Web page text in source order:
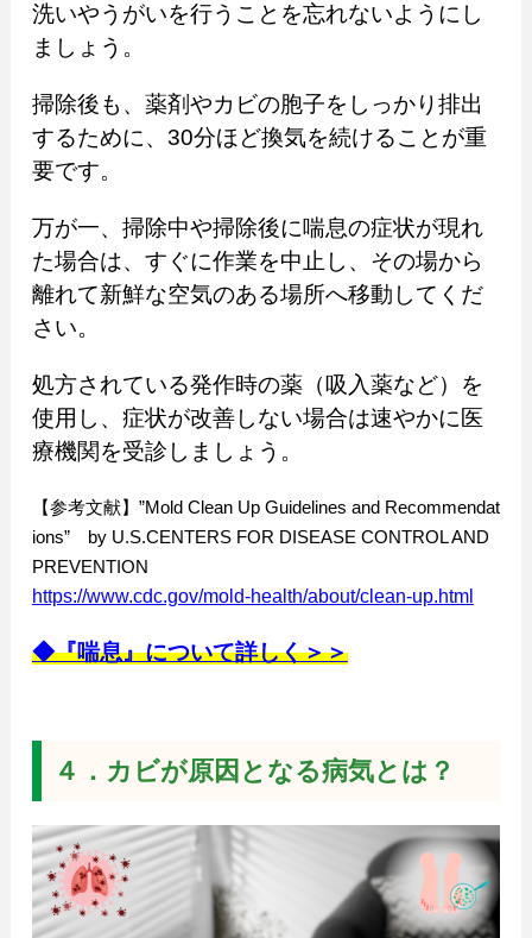
洗いやうがいを行うことを忘れないようにし
ましょう。
掃除後も、薬剤やカビの胞子をしっかり排出
するために、30分ほど換気を続けることが重
要です。
万が一、掃除中や掃除後に喘息の症状が現れ
た場合は、すぐに作業を中止し、その場から
離れて新鮮な空気のある場所へ移動してくだ
さい。
処方されている発作時の薬（吸入薬など）を
使用し、症状が改善しない場合は速やかに医
療機関を受診しましょう。
【参考文献】”Mold Clean Up Guidelines and Recommendat
ions” by U.S.CENTERS FOR DISEASE CONTROL AND
PREVENTION
https://www.cdc.gov/mold-health/about/clean-up.html
◆『喘息』について詳しく＞＞
４．カビが原因となる病気とは？